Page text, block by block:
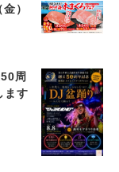
）
周
ます